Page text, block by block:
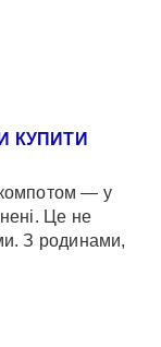
КУПИТИ
— у
Це не
З родинами,